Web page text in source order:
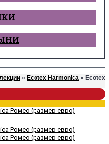
» Ecotex Harmonica » Ecotex